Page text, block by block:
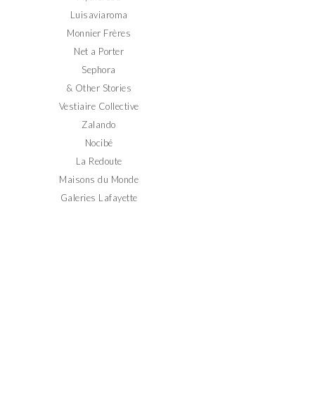
Luisaviaroma
Monnier Frères
Net a Porter
Sephora
& Other Stories
Vestiaire Collective
Zalando
Nocibé
La Redoute
Maisons du Monde
Galeries Lafayette